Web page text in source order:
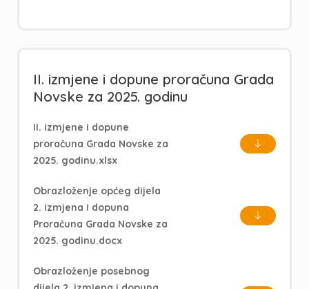
II. izmjene i dopune proračuna Grada
Novske za 2025. godinu
II. izmjene i dopune
proračuna Grada Novske za
2025. godinu.xlsx
Obrazloženje općeg dijela
2. izmjena i dopuna
Proračuna Grada Novske za
2025. godinu.docx
Obrazloženje posebnog